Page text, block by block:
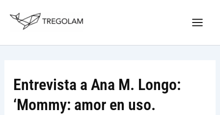
Entrevista a Ana M. Longo:
‘Mommy: amor en uso.